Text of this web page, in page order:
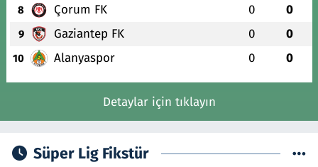
8 Çorum FK 0 0
9 Gaziantep FK 0 0
10 Alanyaspor 0 0
Detaylar için tıklayın
Süper Lig Fikstür